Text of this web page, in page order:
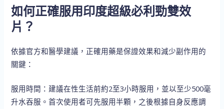
如何正確服用印度超級必利勁雙效
片？
依據官方和醫學建議，正確用藥是保證效果和減少副作用的
關鍵：
服用時間：建議在性生活前約2至3小時服用，並以至少500毫
升水吞服。首次使用者可先服用半顆，之後根據自身反應調